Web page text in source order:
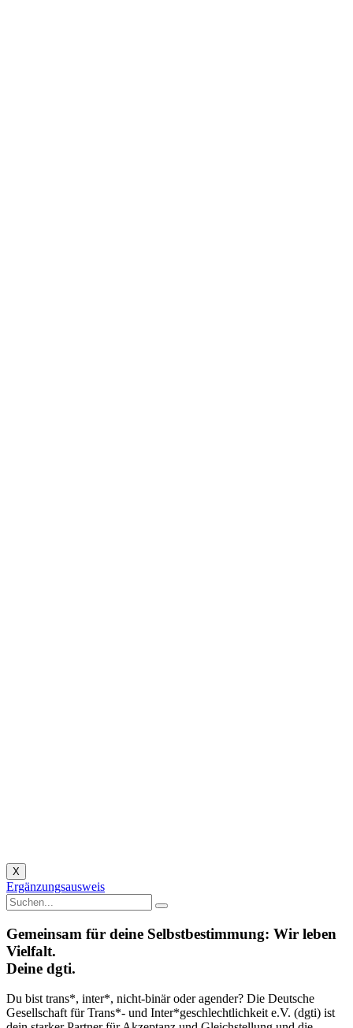
X
Ergänzungsausweis
Gemeinsam für deine Selbstbestimmung: Wir leben
Vielfalt.
Deine dgti.
Du bist trans*, inter*, nicht-binär oder agender? Die Deutsche
Gesellschaft für Trans*- und Inter*geschlechtlichkeit e.V. (dgti) ist